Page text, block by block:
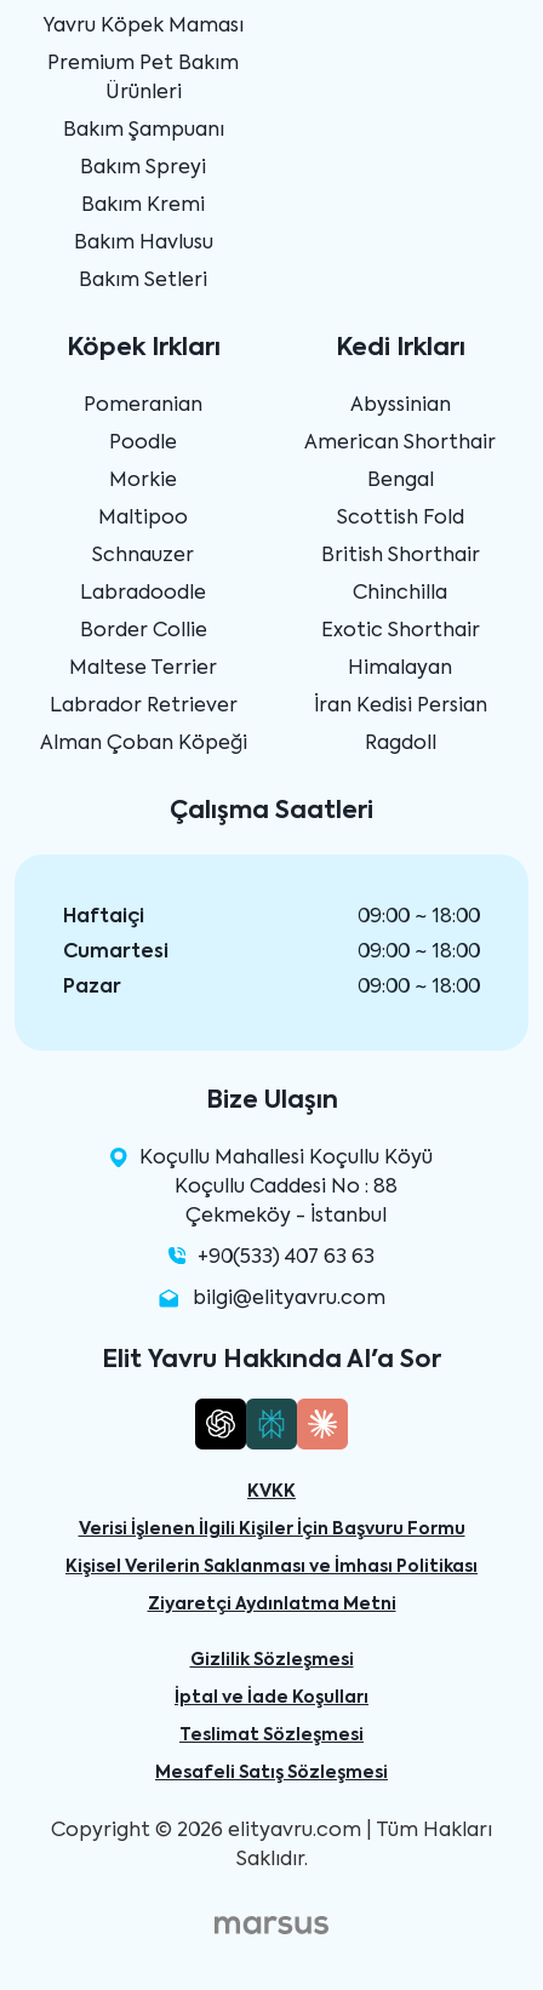
Yavru Köpek Maması
Premium Pet Bakım
Ürünleri
Bakım Şampuanı
Bakım Spreyi
Bakım Kremi
Bakım Havlusu
Bakım Setleri
Köpek Irkları
Pomeranian
Poodle
Morkie
Maltipoo
Schnauzer
Labradoodle
Border Collie
Maltese Terrier
Labrador Retriever
Alman Çoban Köpeği
Kedi Irkları
Abyssinian
American Shorthair
Bengal
Scottish Fold
British Shorthair
Chinchilla
Exotic Shorthair
Himalayan
İran Kedisi Persian
Ragdoll
Çalışma Saatleri
Haftaiçi
09:00 ~ 18:00
Cumartesi
09:00 ~ 18:00
Pazar
09:00 ~ 18:00
Bize Ulaşın
Koçullu Mahallesi Koçullu Köyü
Koçullu Caddesi No : 88
Çekmeköy - İstanbul
+90(533) 407 63 63
bilgi@elityavru.com
Elit Yavru Hakkında AI'a Sor
KVKK
Verisi İşlenen İlgili Kişiler İçin Başvuru Formu
Kişisel Verilerin Saklanması ve İmhası Politikası
Ziyaretçi Aydınlatma Metni
Gizlilik Sözleşmesi
İptal ve İade Koşulları
Teslimat Sözleşmesi
Mesafeli Satış Sözleşmesi
Copyright © 2026 elityavru.com | Tüm Hakları
Saklıdır.